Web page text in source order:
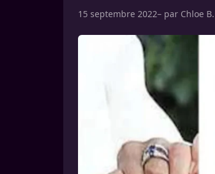
15 septembre 2022– par Chloe